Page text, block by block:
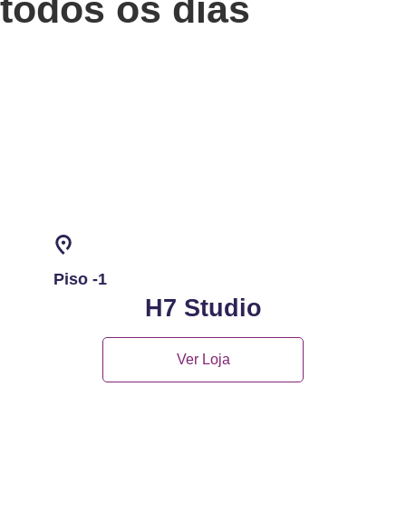
todos os dias
Piso -1
H7 Studio
Ver Loja